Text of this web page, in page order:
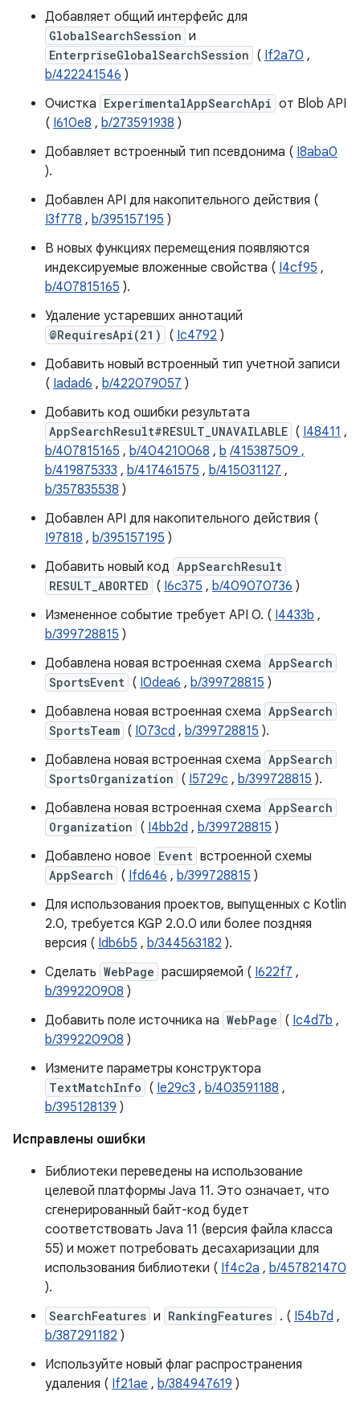
Добавляет общий интерфейс для
GlobalSearchSession и
EnterpriseGlobalSearchSession ( If2a70 ,
b/422241546 )
Очистка ExperimentalAppSearchApi от Blob API
( I610e8 , b/273591938 )
Добавляет встроенный тип псевдонима ( I8aba0
).
Добавлен API для накопительного действия (
I3f778 , b/395157195 )
В новых функциях перемещения появляются
индексируемые вложенные свойства ( I4cf95 ,
b/407815165 ).
Удаление устаревших аннотаций
@RequiresApi(21) ( Ic4792 )
Добавить новый встроенный тип учетной записи
( Iadad6 , b/422079057 )
Добавить код ошибки результата
AppSearchResult#RESULT_UNAVAILABLE ( I48411 ,
b/407815165 , b/404210068 , b /415387509 ,
b/419875333 , b/417461575 , b/415031127 ,
b/357835538 ​​)
Добавлен API для накопительного действия (
I97818 , b/395157195 )
Добавить новый код AppSearchResult
RESULT_ABORTED ( I6c375 , b/409070736 )
Измененное событие требует API O. ( I4433b ,
b/399728815 )
Добавлена ​​новая встроенная схема AppSearch
SportsEvent ( I0dea6 , b/399728815 )
Добавлена ​​новая встроенная схема AppSearch
SportsTeam ( I073cd , b/399728815 ).
Добавлена ​​новая встроенная схема AppSearch
SportsOrganization ( I5729c , b/399728815 ).
Добавлена ​​новая встроенная схема AppSearch
Organization ( I4bb2d , b/399728815 )
Добавлено новое Event встроенной схемы
AppSearch ( Ifd646 , b/399728815 )
Для использования проектов, выпущенных с Kotlin
2.0, требуется KGP 2.0.0 или более поздняя
версия ( Idb6b5 , b/344563182 ).
Сделать WebPage расширяемой ( I622f7 ,
b/399220908 )
Добавить поле источника на WebPage ( Ic4d7b ,
b/399220908 )
Измените параметры конструктора
TextMatchInfo ( Ie29c3 , b/403591188 ,
b/395128139 )
Исправлены ошибки
Библиотеки переведены на использование
целевой платформы Java 11. Это означает, что
сгенерированный байт-код будет
соответствовать Java 11 (версия файла класса
55) и может потребовать десахаризации для
использования библиотеки ( If4c2a , b/457821470
).
SearchFeatures и RankingFeatures . ( I54b7d ,
b/387291182 )
Используйте новый флаг распространения
удаления ( If21ae , b/384947619 )